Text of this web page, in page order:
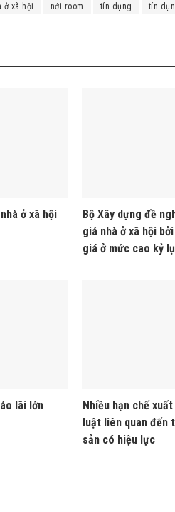
ở xã hội nới room tín dụng tín
ở xã hội
Bộ Xây dựng đề
giá nhà ở xã hội
giá ở mức cao kỷ
lãi lớn
Nhiều hạn chế
luật liên quan đến
sản có hiệu lực